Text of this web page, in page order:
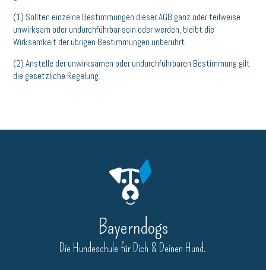
(1) Sollten einzelne Bestimmungen dieser AGB ganz oder teilweise
unwirksam oder undurchführbar sein oder werden, bleibt die
Wirksamkeit der übrigen Bestimmungen unberührt.
(2) Anstelle der unwirksamen oder undurchführbaren Bestimmung gilt
die gesetzliche Regelung.
Bayerndogs
Die Hundeschule für Dich & Deinen Hund.